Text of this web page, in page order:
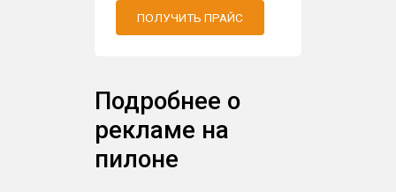
ПОЛУЧИТЬ ПРАЙС
Подробнее о
рекламе на
пилоне